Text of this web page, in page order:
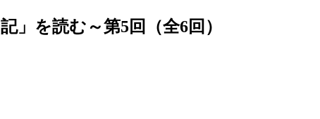
を読む～第5回（全6回）